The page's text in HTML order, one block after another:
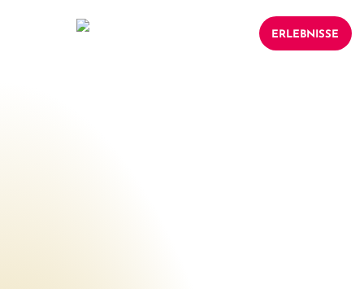
ERLEBNISSE